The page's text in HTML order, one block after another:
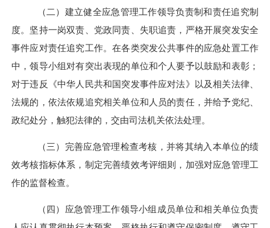
（二）建立健全应急管理工作领导负责制和责任追究制
度。坚持一岗双责、党政同责、失职追责，严格开展突发安全
事件应对责任追究工作。在各类突发公共事件的应急处置工作
中 ，领导小组对有突出表现的单位和个人要予以鼓励和表彰 ；
对于违反《中华人民共和国突发事件应对法》以及相关法律、
法规的，依法依规追究相关单位和人员的责任，并给予党纪、
政纪处分 ，触犯法律的 ，交由司法机关依法处理。
（三）完善应急管理检查考核，并将其纳入本单位的绩
效考核指标体系，制定完善绩效考评细则，加强对应急管理工
作的监督检查。
（四）应急管理工作领导小组成员单位和相关单位负责